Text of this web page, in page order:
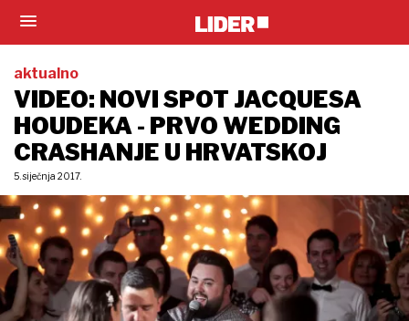
aktualno
VIDEO: NOVI SPOT JACQUESA
HOUDEKA - PRVO WEDDING
CRASHANJE U HRVATSKOJ
5. siječnja 2017.